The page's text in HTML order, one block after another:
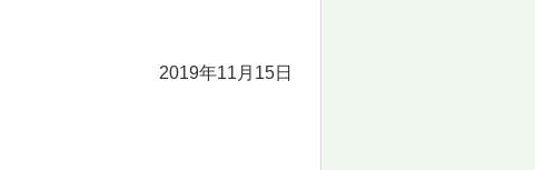
2019年11月15日